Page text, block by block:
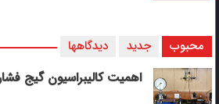
محبوب جدید دیدگاهها
اهمیت کالیبراسیون گیج فشار